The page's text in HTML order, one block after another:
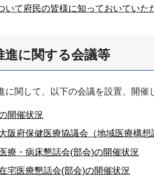
いて府民の皆様に知っておいていた
進に関する会議等
に関して、以下の会議を設置、開催
開催状況
阪府保健医療協議会（地域医療構
療・病床懇話会(部会)の開催状況
宅医療懇話会(部会)の開催状況